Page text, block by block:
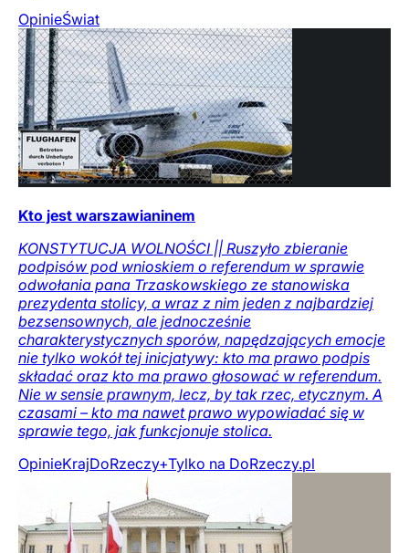
OpinieŚwiat
Kto jest warszawianinem
KONSTYTUCJA WOLNOŚCI || Ruszyło zbieranie
podpisów pod wnioskiem o referendum w sprawie
odwołania pana Trzaskowskiego ze stanowiska
prezydenta stolicy, a wraz z nim jeden z najbardziej
bezsensownych, ale jednocześnie
charakterystycznych sporów, napędzających emocje
nie tylko wokół tej inicjatywy: kto ma prawo podpis
składać oraz kto ma prawo głosować w referendum.
Nie w sensie prawnym, lecz, by tak rzec, etycznym. A
czasami – kto ma nawet prawo wypowiadać się w
sprawie tego, jak funkcjonuje stolica.
OpinieKrajDoRzeczy+Tylko na DoRzeczy.pl